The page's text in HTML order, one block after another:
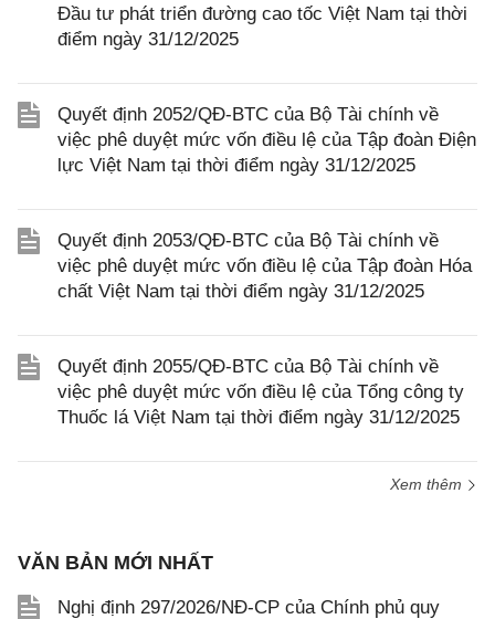
Đầu tư phát triển đường cao tốc Việt Nam tại thời
điểm ngày 31/12/2025
Quyết định 2052/QĐ-BTC của Bộ Tài chính về
việc phê duyệt mức vốn điều lệ của Tập đoàn Điện
lực Việt Nam tại thời điểm ngày 31/12/2025
Quyết định 2053/QĐ-BTC của Bộ Tài chính về
việc phê duyệt mức vốn điều lệ của Tập đoàn Hóa
chất Việt Nam tại thời điểm ngày 31/12/2025
Quyết định 2055/QĐ-BTC của Bộ Tài chính về
việc phê duyệt mức vốn điều lệ của Tổng công ty
Thuốc lá Việt Nam tại thời điểm ngày 31/12/2025
Xem thêm
VĂN BẢN MỚI NHẤT
Nghị định 297/2026/NĐ-CP của Chính phủ quy